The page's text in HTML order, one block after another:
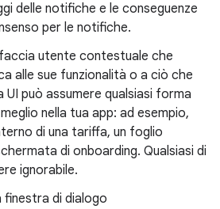
delle notifiche e le conseguenze
per le notifiche.
utente contestuale che
alle sue funzionalità o a ciò che
UI può assumere qualsiasi forma
nella tua app: ad esempio,
di una tariffa, un foglio
di onboarding. Qualsiasi di
ignorabile.
finestra di dialogo